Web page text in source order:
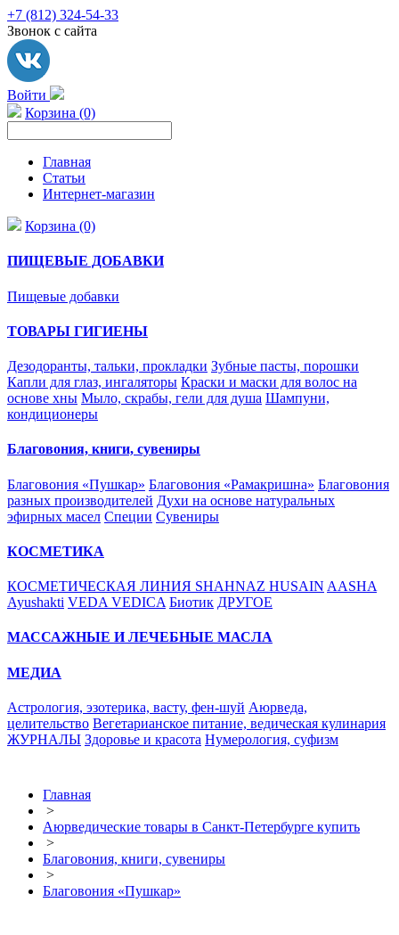
+7 (812) 324-54-33
Звонок с сайта
Войти
Корзина (0)
Главная
Статьи
Интернет-магазин
Корзина (0)
ПИЩЕВЫЕ ДОБАВКИ
Пищевые добавки
ТОВАРЫ ГИГИЕНЫ
Дезодоранты, тальки, прокладки Зубные пасты, порошки
Капли для глаз, ингаляторы Краски и маски для волос на
основе хны Мыло, скрабы, гели для душа Шампуни,
кондиционеры
Благовония, книги, сувениры
Благовония «Пушкар» Благовония «Рамакришна» Благовония
разных производителей Духи на основе натуральных
эфирных масел Специи Сувениры
КОСМЕТИКА
КОСМЕТИЧЕСКАЯ ЛИНИЯ SHAHNAZ HUSAIN AASHA
Ayushakti VEDA VEDICA Биотик ДРУГОЕ
МАССАЖНЫЕ И ЛЕЧЕБНЫЕ МАСЛА
МЕДИА
Астрология, эзотерика, васту, фен-шуй Аюрведа,
целительство Вегетарианское питание, ведическая кулинария
ЖУРНАЛЫ Здоровье и красота Нумерология, суфизм
Главная
>
Аюрведические товары в Санкт-Петербурге купить
>
Благовония, книги, сувениры
>
Благовония «Пушкар»